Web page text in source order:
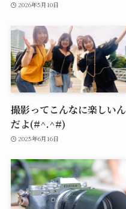
2026年5月10日
撮影ってこんなに楽しいん
だよ(#^.^#)
2025年6月16日